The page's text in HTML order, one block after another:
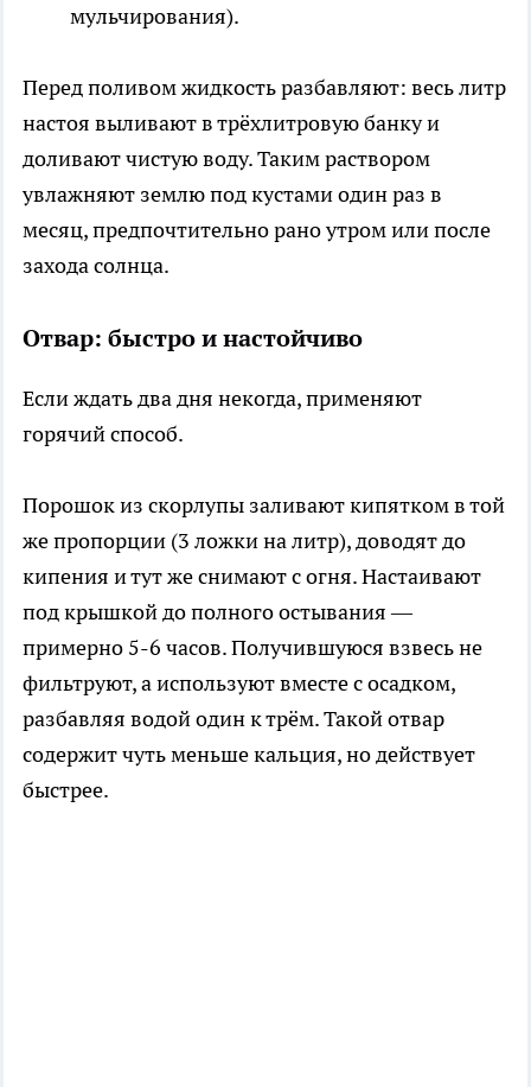
мульчирования).
Перед поливом жидкость разбавляют: весь литр
настоя выливают в трёхлитровую банку и
доливают чистую воду. Таким раствором
увлажняют землю под кустами один раз в
месяц, предпочтительно рано утром или после
захода солнца.
Отвар: быстро и настойчиво
Если ждать два дня некогда, применяют
горячий способ.
Порошок из скорлупы заливают кипятком в той
же пропорции (3 ложки на литр), доводят до
кипения и тут же снимают с огня. Настаивают
под крышкой до полного остывания —
примерно 5-6 часов. Получившуюся взвесь не
фильтруют, а используют вместе с осадком,
разбавляя водой один к трём. Такой отвар
содержит чуть меньше кальция, но действует
быстрее.